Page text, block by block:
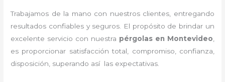
Trabajamos de la mano con nuestros clientes, entregando
resultados confiables y seguros. El propósito de brindar un
excelente servicio con nuestra pérgolas en Montevideo
es proporcionar satisfacción total, compromiso, confianza,
disposición, superando así las expectativas.